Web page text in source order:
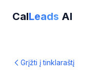
CalLeads AI
Grįžti į tinklaraštį